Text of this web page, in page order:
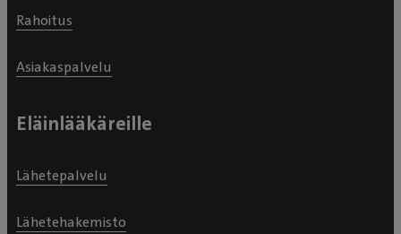
Rahoitus
Asiakaspalvelu
Eläinlääkäreille
Lähetepalvelu
Lähetehakemisto